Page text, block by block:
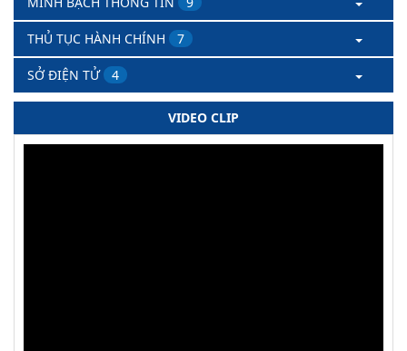
THỦ TỤC HÀNH CHÍNH 7
SỞ ĐIỆN TỬ 4
VIDEO CLIP